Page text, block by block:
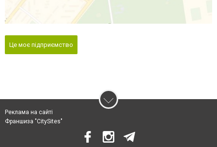
Це моє підприємство
Реклама на сайті
Франшиза "CitySites"